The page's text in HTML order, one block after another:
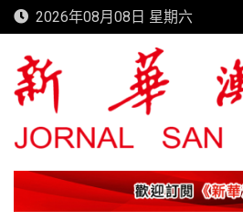
Skip
to
content
2026年08月08日 星期六
新華澳報